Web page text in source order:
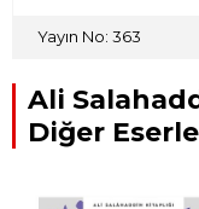
Yayın No: 363
Ali
Diğer